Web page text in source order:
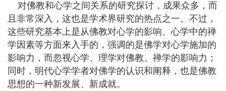
对佛教和心学之间关系的研究探讨，成果众多，而
且非常深入，这也是学术界研究的热点之一。不过，
这些研究基本上是从佛教对心学的影响、心学中的禅
学因素等方面来入手的，强调的是佛学对心学施加的
影响力，而忽视心学、理学对佛教、禅学的影响力；
同时，明代心学学者对佛学的认识和阐释，也是佛教
思想的一种新发展、新成就。